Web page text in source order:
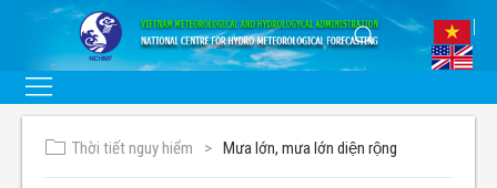
Thời tiết nguy hiểm Mưa lớn, mưa lớn diện rộng